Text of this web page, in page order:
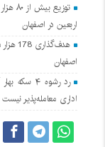
اربعین در اصفهان
اصفهان
رد رشوه
اداری معامله‌پذیر نیست